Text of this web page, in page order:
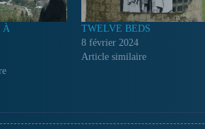
À
TWELVE BEDS
8 février 2024
Article similaire